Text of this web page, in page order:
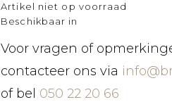
Artikel niet op voorraad
Beschikbaar in
Voor vragen of
contacteer ons via
of bel 050 22 20 66